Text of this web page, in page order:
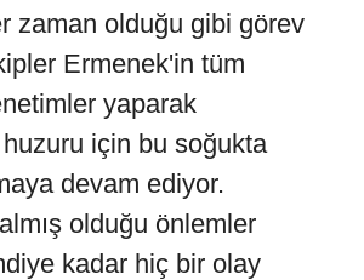
zaman olduğu gibi görev
Ermenek'in tüm
yaparak
için bu soğukta
devam ediyor.
olduğu önlemler
kadar hiç bir olay